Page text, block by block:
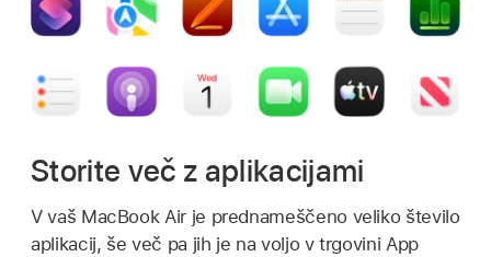
Storite več z aplikacijami
V vaš MacBook Air je prednameščeno veliko število
aplikacij, še več pa jih je na voljo v trgovini App